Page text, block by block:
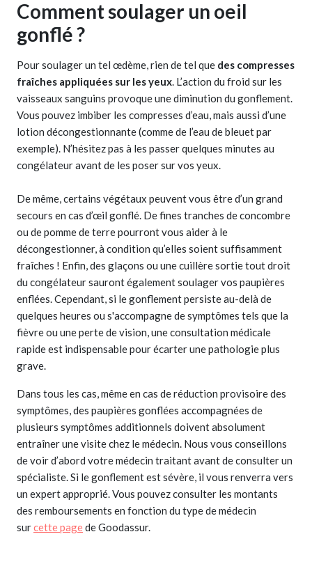
Comment soulager un oeil
gonflé ?
Pour soulager un tel œdème, rien de tel que des compresses
fraîches appliquées sur les yeux. L’action du froid sur les
vaisseaux sanguins provoque une diminution du gonflement.
Vous pouvez imbiber les compresses d’eau, mais aussi d’une
lotion décongestionnante (comme de l’eau de bleuet par
exemple). N’hésitez pas à les passer quelques minutes au
congélateur avant de les poser sur vos yeux.
De même, certains végétaux peuvent vous être d’un grand
secours en cas d’œil gonflé. De fines tranches de concombre
ou de pomme de terre pourront vous aider à le
décongestionner, à condition qu’elles soient suffisamment
fraîches ! Enfin, des glaçons ou une cuillère sortie tout droit
du congélateur sauront également soulager vos paupières
enflées. Cependant, si le gonflement persiste au-delà de
quelques heures ou s'accompagne de symptômes tels que la
fièvre ou une perte de vision, une consultation médicale
rapide est indispensable pour écarter une pathologie plus
grave.
Dans tous les cas, même en cas de réduction provisoire des
symptômes, des paupières gonflées accompagnées de
plusieurs symptômes additionnels doivent absolument
entraîner une visite chez le médecin. Nous vous conseillons
de voir d’abord votre médecin traitant avant de consulter un
spécialiste. Si le gonflement est sévère, il vous renverra vers
un expert approprié. Vous pouvez consulter les montants
des remboursements en fonction du type de médecin
surcette pagede Goodassur.